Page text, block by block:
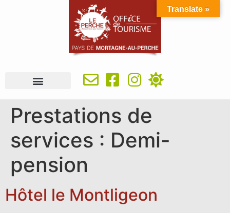
Prestations de
services : Demi-
pension
Hôtel le Montligeon
Translate »